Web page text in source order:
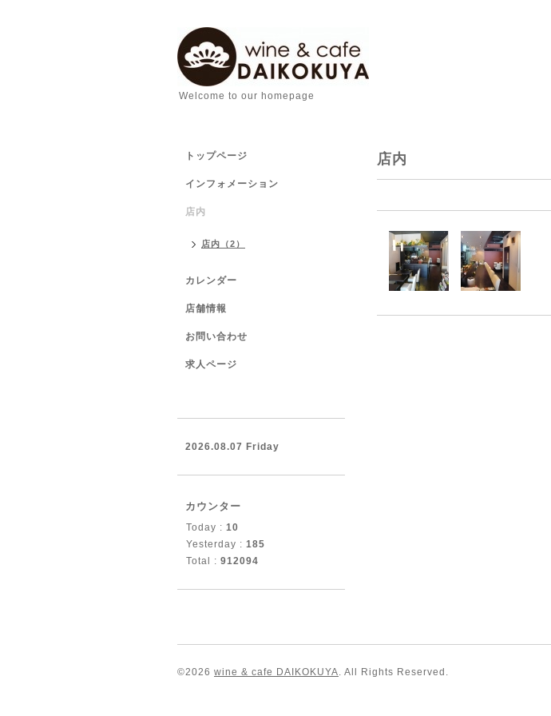
Welcome to our homepage
店内
トップページ
インフォメーション
店内
店内（2）
カレンダー
店舗情報
お問い合わせ
求人ページ
2026.08.07 Friday
カウンター
Today : 10
Yesterday : 185
Total : 912094
©2026 wine & cafe DAIKOKUYA. All Rights Reserved.